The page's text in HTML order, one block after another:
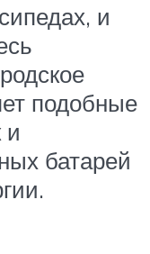
и
подобные
и
батарей